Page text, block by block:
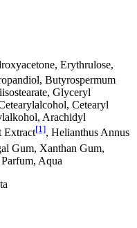
Erythrulose,
Butyrospermum
Glyceryl
Cetearyl
Arachidyl
Extract[1], Helianthus Annus
Gum, Xanthan Gum,
Aqua